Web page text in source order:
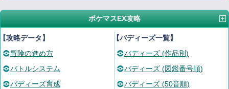
ポケマスEX攻略
攻略データ】
冒険の進め方
バトルシステム
バディーズ育成
【バディーズ一覧】
バディーズ (作品別)
バディーズ (図鑑番号順)
バディーズ (50音順)